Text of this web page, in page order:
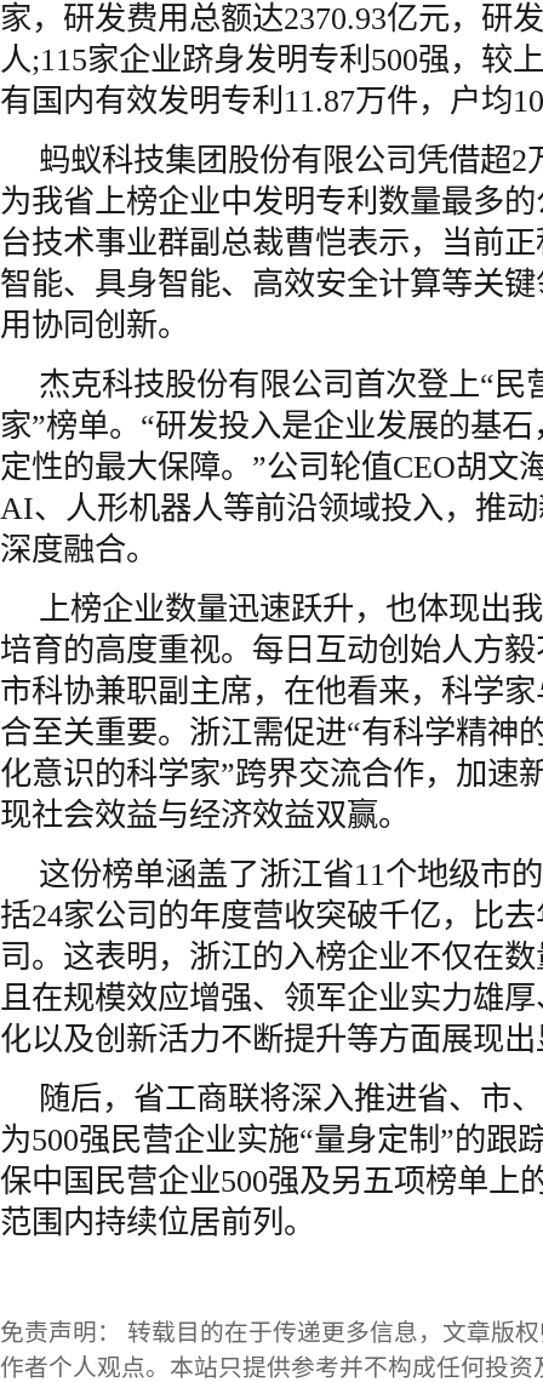
家，研发费用总额达2370.93亿元，研
人;115家企业跻身发明专利500强，较
有国内有效发明专利11.87万件，户均
蚂蚁科技集团股份有限公司凭借超2
为我省上榜企业中发明专利数量最多
台技术事业群副总裁曹恺表示，当前
智能、具身智能、高效安全计算等关
用协同创新。
杰克科技股份有限公司首次登上“民
家”榜单。“研发投入是企业发展的基
定性的最大保障。”公司轮值CEO胡文
AI、人形机器人等前沿领域投入，推
深度融合。
上榜企业数量迅速跃升，也体现出
培育的高度重视。每日互动创始人方
市科协兼职副主席，在他看来，科学
合至关重要。浙江需促进“有科学精神
化意识的科学家”跨界交流合作，加速
现社会效益与经济效益双赢。
这份榜单涵盖了浙江省11个地级市
括24家公司的年度营收突破千亿，比
司。这表明，浙江的入榜企业不仅在
且在规模效应增强、领军企业实力雄
化以及创新活力不断提升等方面展现
随后，省工商联将深入推进省、市
为500强民营企业实施“量身定制”的跟
保中国民营企业500强及另五项榜单上
范围内持续位居前列。
免责声明： 转载目的在于传递更多信息，文章版
作者个人观点。本站只提供参考并不构成任何投